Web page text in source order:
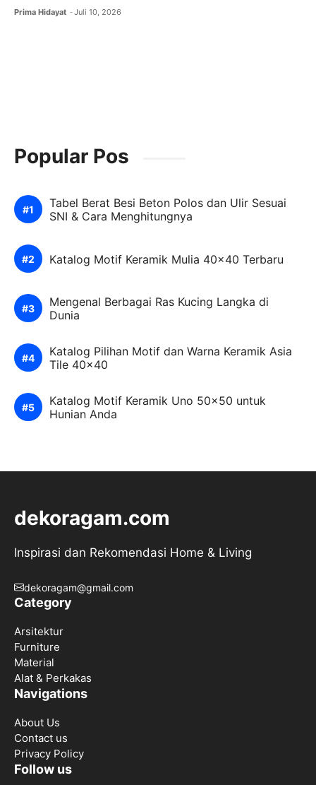
Prima Hidayat Juli 10, 2026
Popular Pos
Tabel Berat Besi Beton Polos dan Ulir Sesuai
SNI & Cara Menghitungnya
Katalog Motif Keramik Mulia 40×40 Terbaru
Mengenal Berbagai Ras Kucing Langka di
Dunia
Katalog Pilihan Motif dan Warna Keramik Asia
Tile 40×40
Katalog Motif Keramik Uno 50×50 untuk
Hunian Anda
dekoragam.com
Inspirasi dan Rekomendasi Home & Living
dekoragam@gmail.com
Category
Arsitektur
Furniture
Material
Alat & Perkakas
Navigations
About Us
Contact us
Privacy Policy
Follow us